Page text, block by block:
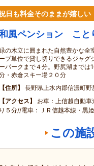
日も料金そのままが嬉しい
風ペンション こと
の木立に囲まれた自然豊かな全
ープ単位で貸し切りできるジャグ
ーパークまで４分。野尻湖までは
・赤倉スキー場２０分
住所
長野県上水内郡信濃町
アクセス
お車：上信越自動
り５分//電車：ＪＲ信越本線・黒
この施